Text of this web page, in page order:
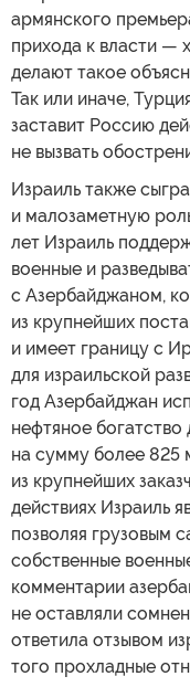
армянского
прихода к власти —
делают такое
Так или иначе,
заставит Россию
не вызвать
Израиль также
и малозаметную
лет Израиль
военные и
с Азербайджаном,
из крупнейших
и имеет границу с
для израильской
год Азербайджан
нефтяное
на сумму более 825
из крупнейших
действиях Израиль
позволяя грузовым
собственные
комментарии
не оставляли
ответила отзывом
того прохладные